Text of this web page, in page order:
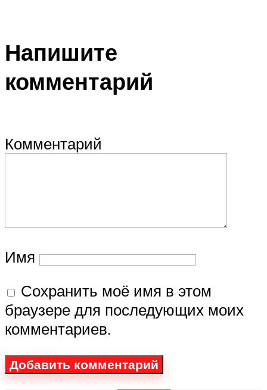
Напишите
комментарий
Комментарий
Имя
Сохранить моё имя в этом
браузере для последующих моих
комментариев.